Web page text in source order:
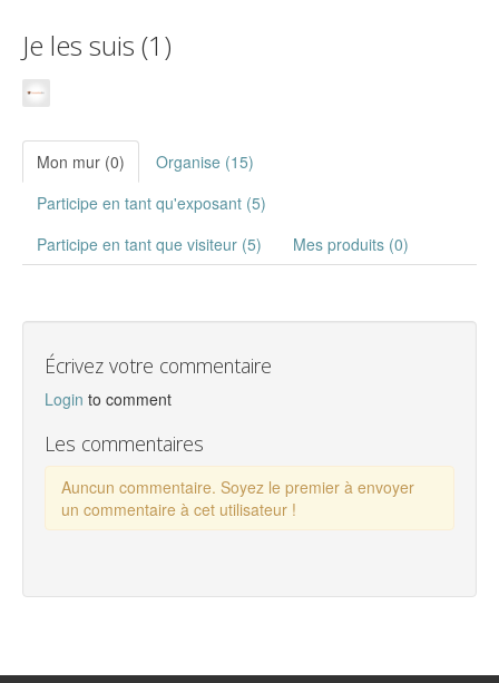
Je les suis (1 )
Mon mur (0)
Organise (15)
Participe en tant qu'exposant (5)
Participe en tant que visiteur (5)
Mes produits (0)
Écrivez votre commentaire
Login to comment
Les commentaires
Auncun commentaire. Soyez le premier à envoyer
un commentaire à cet utilisateur !